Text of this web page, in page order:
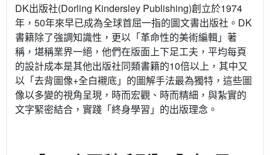
DK出版社(Dorling Kindersley Publishing)創立於1974
年，50年來早已成為全球首屈一指的圖文書出版社。DK
書籍除了強調知識性，更以「革命性的美術編輯」著
稱，堪稱業界一絕，他們在版面上下足工夫，平均每頁
的設計成本是其他出版社同類書籍的10倍以上，其中又
以「去背圖像+全白襯底」的圖解手法最為獨特，這些圖
像以多變的視角呈現，時而宏觀、時而精細，與紮實的
文字緊密結合，實踐「終身學習」的出版理念。